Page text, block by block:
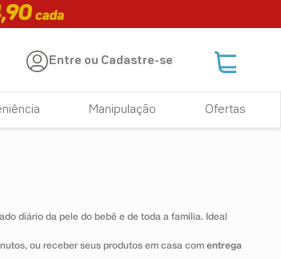
Entre ou Cadastre-se
Manipulação Ofertas
diário da pele do bebê e de toda a família. Ideal
ou receber seus produtos em casa com entrega